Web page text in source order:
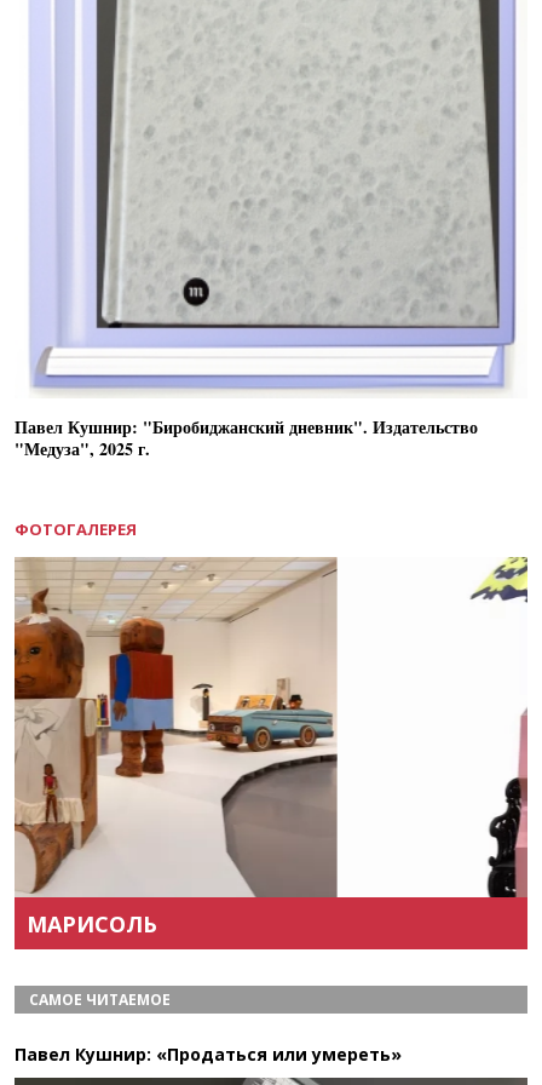
Павел Кушнир: "Биробиджанский дневник". Издательство
"Медуза", 2025 г.
ФОТОГАЛЕРЕЯ
МАРИСОЛЬ
САМОЕ ЧИТАЕМОЕ
Павел Кушнир: «Продаться или умереть»